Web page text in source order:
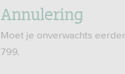
Annulering
Moet je onverwachts
799.